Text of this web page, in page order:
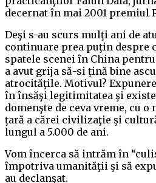
decernat în mai 2001 premiul
Deşi s-au scurs mulţi ani de
continuare prea puţin despre
spatele scenei în China
a avut grija să-si ţină bine
atrocităţile. Motivul?
în însăşi legitimitatea şi
domenşte de ceva vreme, cu o
ţară a cărei civilizaţie şi
lungul a 5.000 de ani.
Vom încerca să intrăm în
împotriva umanităţii şi să
au declanşat.